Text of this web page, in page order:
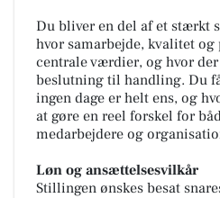
Du bliver en del af et stærkt
hvor samarbejde, kvalitet
centrale værdier, og hvor
beslutning til handling. Du
ingen dage er helt ens, og
at gøre en reel forskel for
medarbejdere og
Løn og ansættelsesvilkår
Stillingen ønskes besat